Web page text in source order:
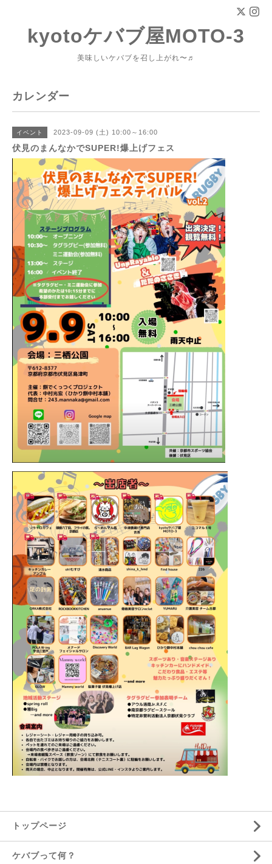
kyotoケバブ屋MOTO-3
美味しいケバブを召し上がれ〜♬
カレンダー
イベント 2023-09-09 (土) 10:00～16:00
伏見のまんなかでSUPER!爆上げフェス
トップページ
ケバブって何？